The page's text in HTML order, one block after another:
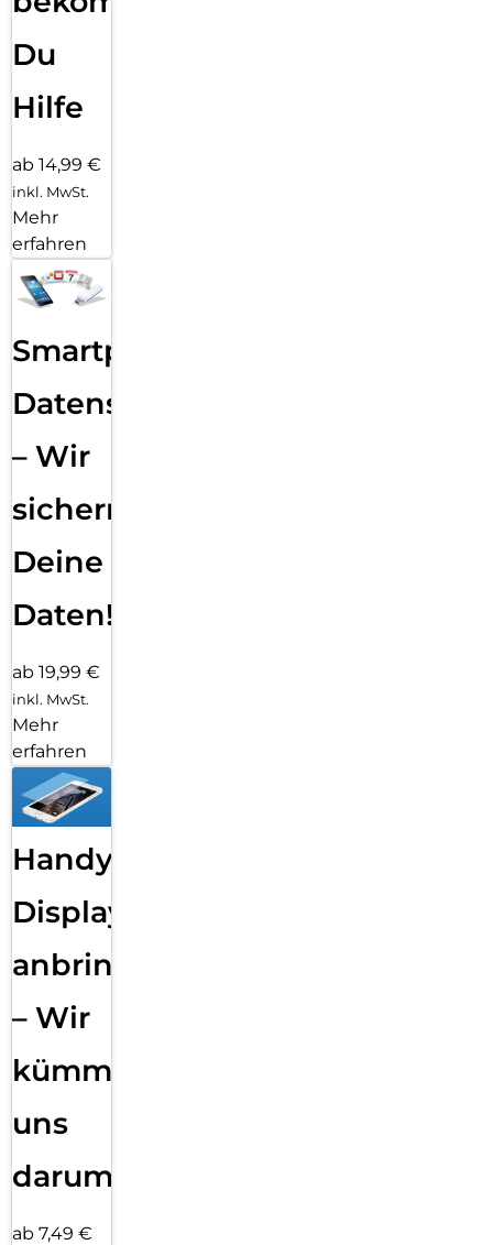
Du
Hilfe
ab 14,99 €
inkl. MwSt.
Mehr
erfahren
Smartphone
Datensicherung
– Wir
sichern
Deine
Daten!
ab 19,99 €
inkl. MwSt.
Mehr
erfahren
Handy
Displayfolie
anbringen
– Wir
kümmern
uns
darum!
ab 7,49 €